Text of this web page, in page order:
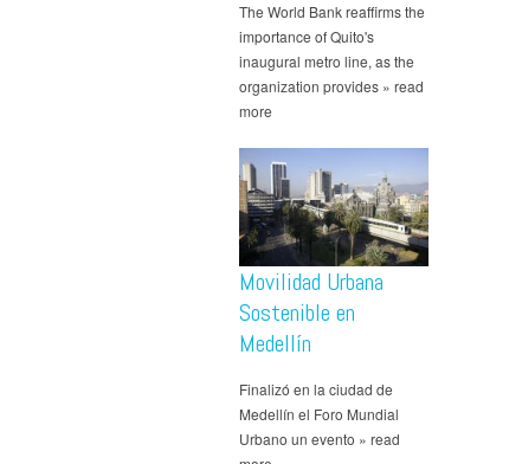
The World Bank reaffirms the
importance of Quito's
inaugural metro line, as the
organization provides » read
more
Movilidad Urbana
Sostenible en
Medellín
Finalizó en la ciudad de
Medellín el Foro Mundial
Urbano un evento » read